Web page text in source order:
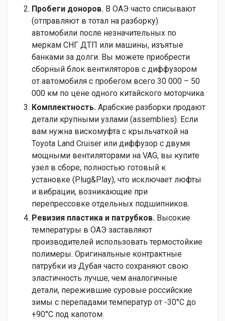
Пробеги доноров. В ОАЭ часто списывают
(отправляют в тотал на разборку)
автомобили после незначительных по
меркам СНГ ДТП или машины, изъятые
банками за долги. Вы можете приобрести
сборный блок вентиляторов с диффузором
от автомобиля с пробегом всего 30 000 – 50
000 км по цене одного китайского моторчика.
Комплектность. Арабские разборки продают
детали крупными узлами (assemblies). Если
вам нужна вискомуфта с крыльчаткой на
Toyota Land Cruiser или диффузор с двумя
мощными вентиляторами на VAG, вы купите
узел в сборе, полностью готовый к
установке (Plug&Play), что исключает люфты
и вибрации, возникающие при
перепрессовке отдельных подшипников.
Ревизия пластика и патрубков. Высокие
температуры в ОАЭ заставляют
производителей использовать термостойкие
полимеры. Оригинальные контрактные
патрубки из Дубая часто сохраняют свою
эластичность лучше, чем аналогичные
детали, пережившие суровые российские
зимы с перепадами температур от -30°C до
+90°C под капотом.